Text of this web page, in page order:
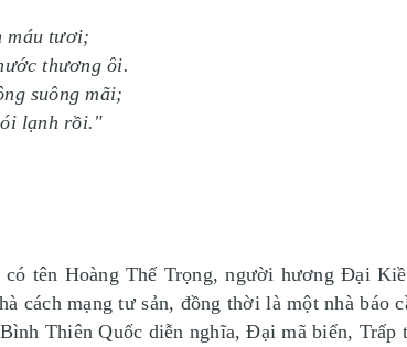
máu tươi;
thương ôi.
suông mãi;
lạnh rồi."
có tên Hoàng Thế Trọng, người hương Đại
cách mạng tư sản, đồng thời là một nhà
Thiên Quốc diễn nghĩa, Đại mã biển,